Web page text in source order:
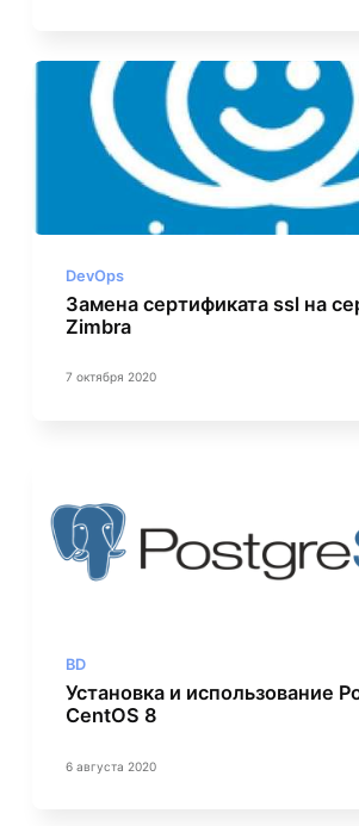
DevOps
Замена сертификата ssl на
Zimbra
7 октября 2020
BD
Установка и использование
CentOS 8
6 августа 2020